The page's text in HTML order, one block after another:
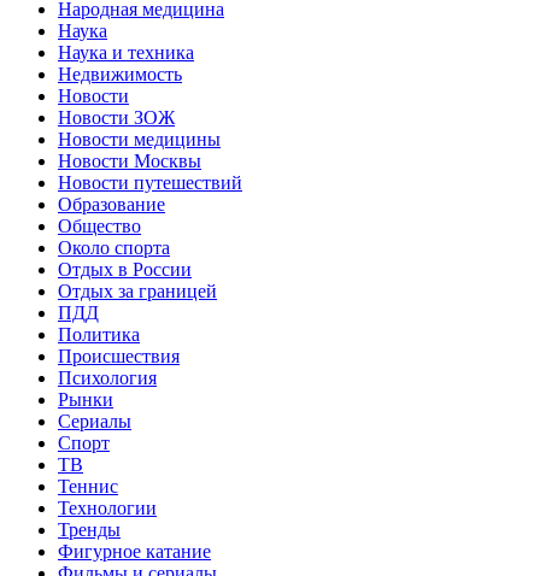
Народная медицина
Наука
Наука и техника
Недвижимость
Новости
Новости ЗОЖ
Новости медицины
Новости Москвы
Новости путешествий
Образование
Общество
Около спорта
Отдых в России
Отдых за границей
ПДД
Политика
Происшествия
Психология
Рынки
Сериалы
Спорт
ТВ
Теннис
Технологии
Тренды
Фигурное катание